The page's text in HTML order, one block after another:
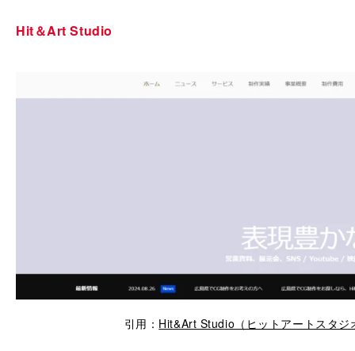
Hit＆Art Studio
引用： Hit&Art Studio（ヒットアートスタジ